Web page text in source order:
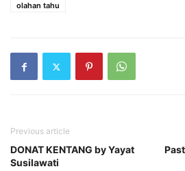
olahan tahu
Previous article
DONAT KENTANG by Yayat
Susilawati